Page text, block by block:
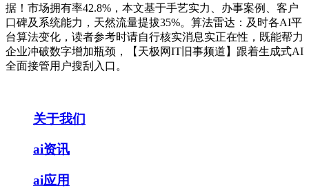
据！市场拥有率42.8%，本文基于手艺实力、办事案例、客户
口碑及系统能力，天然流量提拔35%。算法雷达：及时各AI平
台算法变化，读者参考时请自行核实消息实正在性，既能帮力
企业冲破数字增加瓶颈，【天极网IT旧事频道】跟着生成式AI
全面接管用户搜刮入口。
关于我们
ai资讯
ai应用